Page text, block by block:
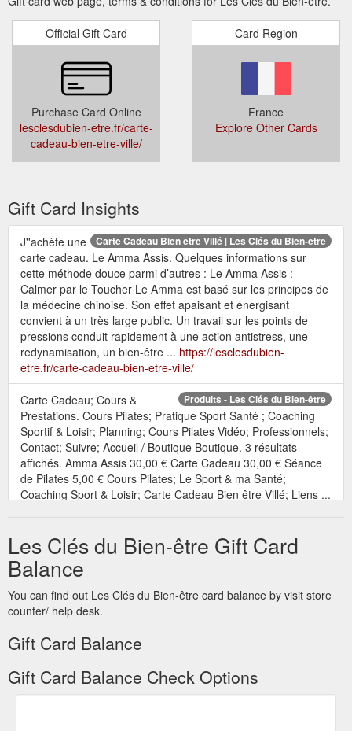
Official Gift Card
Purchase Card Online
lesclesdubien-etre.fr/carte-
cadeau-bien-etre-ville/
Card Region
France
Explore Other Cards
Gift Card Insights
Carte Cadeau Bien être Villé | Les Clés du Bien-être
J''achète une
carte cadeau. Le Amma Assis. Quelques informations sur
cette méthode douce parmi d’autres : Le Amma Assis :
Calmer par le Toucher Le Amma est basé sur les principes de
la médecine chinoise. Son effet apaisant et énergisant
convient à un très large public. Un travail sur les points de
pressions conduit rapidement à une action antistress, une
redynamisation, un bien-être ... https://lesclesdubien-
etre.fr/carte-cadeau-bien-etre-ville/
Produits - Les Clés du Bien-être
Carte Cadeau; Cours &
Prestations. Cours Pilates; Pratique Sport Santé ; Coaching
Sportif & Loisir; Planning; Cours Pilates Vidéo; Professionnels;
Contact; Suivre; Accueil / Boutique Boutique. 3 résultats
affichés. Amma Assis 30,00 € Carte Cadeau 30,00 € Séance
de Pilates 5,00 € Cours Pilates; Le Sport & ma Santé;
Coaching Sport & Loisir; Carte Cadeau Bien être Villé; Liens ...
Les Activités - Les Clés du Bien-être
Carte Cadeau; Cours &
Prestations. Cours Pilates; Pratique Sport Santé ; Coaching
Sportif & Loisir; Planning; Cours Pilates Vidéo; Professionnels;
Contact; Suivre; Les Activités Pilates & Pilates Douceur.
Pilates. Technique douce du renforcement des muscles
profonds visant au maintien d’une bonne posture, tonicité,
équilibre et souplesse. Le Pilates demande de la
concentration du ... https://lesclesdubien-etre.fr/les-activites/
Pilates Villé - Pilates Dos - Post thérapie - Gym Santé ...
Carte
Cadeau; Cours & Prestations. Cours Pilates; Pratique Sport
Les Clés du Bien-être Gift Card
Balance
You can find out Les Clés du Bien-être card balance by visit store
counter/ help desk.
Gift Card Balance
Gift Card Balance Check Options